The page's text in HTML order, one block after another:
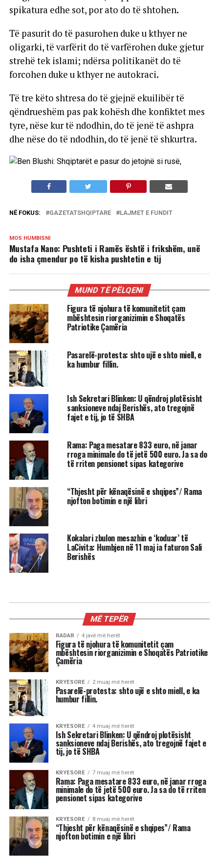
spikatura edhe sot, por ato do të shtohen.
Të pasurit do të pasurohen duke u kthyer ne
oligarki, të varfërit do të varfërohen duke gjetur
strehë tek islami; ndërsa politikanët do të
forcohen duke u kthyer ne autokraci.
Të tre këto shtresa do të gjejnë ekuilibër të
qëndrueshëm pas pak kohësh dhe konfiktet mes
tyre, nëse kur të ndodhin, do të jenë të ashpra
dhe nëse do të ndodhin, do të jenë të shkurtra.
NË FOKUS: GAZETATSHQIPTARE LAJMET E FUNDIT
MOS HUMBISNI
Mustafa Nano: Pushteti i Ramës është i frikshëm, unë
do isha çmendur po të kisha pushtetin e tij
MUND TË PËLQENI
Figura të njohura të komunitetit çam
mbështesin riorganizimin e Shoqatës
Patriotike Çamëria
Pasarelë-protesta: shto ujë e shto miell, e
ka humbur fillin.
Ish Sekretari Blinken: U qëndroj plotësisht
sanksioneve ndaj Berishës, ato tregojnë
fajet e tij, jo të SHBA
Rama: Paga mesatare 833 euro, në janar
rroga minimale do të jetë 500 euro. Ja sa do
të rriten pensionet sipas kategorive
“Thjesht për kënaqësinë e shqipes”/ Rama
njofton botimin e një libri
Kokalari zbulon mesazhin e ‘koduar’ të
LaCivita: Humbjen në 11 maj ia faturon Sali
Berishës
MË TEPËR
RADAR 4 javë më herët
Figura të njohura të komunitetit çam
mbështesin riorganizimin e Shoqatës Patriotike
Çamëria
KRYESORE 2 muaj më herët
Pasarelë-protesta: shto ujë e shto miell, e ka
humbur fillin.
KRYESORE 4 muaj më herët
Ish Sekretari Blinken: U qëndroj plotësisht
sanksioneve ndaj Berishës, ato tregojnë fajet e
tij, jo të SHBA
KRYESORE 7 muaj më herët
Rama: Paga mesatare 833 euro, në janar rroga
minimale do të jetë 500 euro. Ja sa do të rriten
pensionet sipas kategorive
KRYESORE 8 muaj më herët
“Thjesht për kënaqësinë e shqipes”/ Rama
njofton botimin e një libri